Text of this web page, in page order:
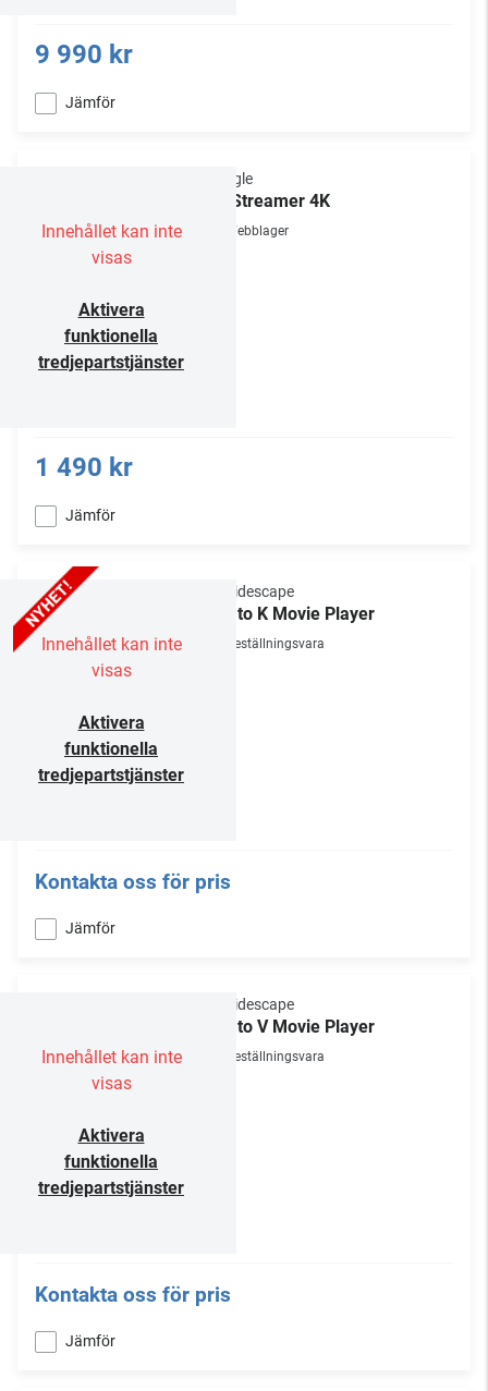
9 990 kr
Jämför
Innehållet kan inte
visas
Aktivera
funktionella
tredjepartstjänster
Google
TV Streamer 4K
Webblager
1 490 kr
Jämför
Innehållet kan inte
visas
Aktivera
funktionella
tredjepartstjänster
Kaleidescape
Strato K Movie Player
Beställningsvara
Kontakta oss för pris
Jämför
Innehållet kan inte
visas
Aktivera
funktionella
tredjepartstjänster
Kaleidescape
Strato V Movie Player
Beställningsvara
Kontakta oss för pris
Jämför